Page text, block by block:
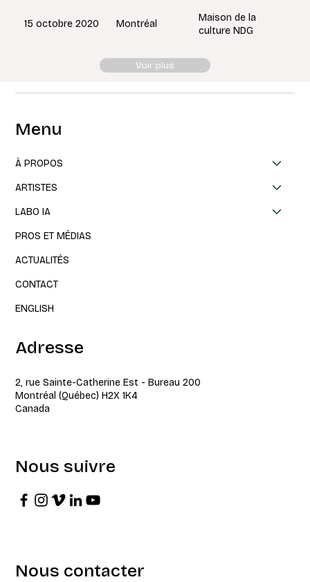
Montréal
Maison de la
culture NDG
15 octobre 2020
Voir plus
Menu
À PROPOS
ARTISTES
LABO IA
PROS ET MÉDIAS
ACTUALITÉS
CONTACT
ENGLISH
Adresse
2, rue Sainte-Catherine Est - Bureau 200
Montréal (Québec) H2X 1K4
Canada
Nous suivre
Nous contacter